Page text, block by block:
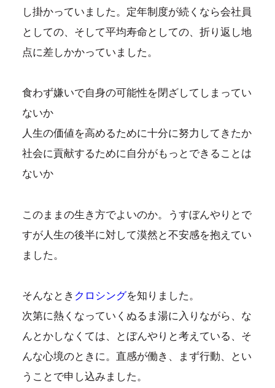
し掛かっていました。定年制度が続くなら会社員
としての、そして平均寿命としての、折り返し地
点に差しかかっていました。
食わず嫌いで自身の可能性を閉ざしてしまってい
ないか
人生の価値を高めるために十分に努力してきたか
社会に貢献するために自分がもっとできることは
ないか
このままの生き方でよいのか。うすぼんやりとで
すが人生の後半に対して漠然と不安感を抱えてい
ました。
そんなとき クロシングを知りました。
次第に熱くなっていくぬるま湯に入りながら、な
んとかしなくては、とぼんやりと考えている、そ
んな心境のときに。直感が働き、まず行動、とい
うことで申し込みました。